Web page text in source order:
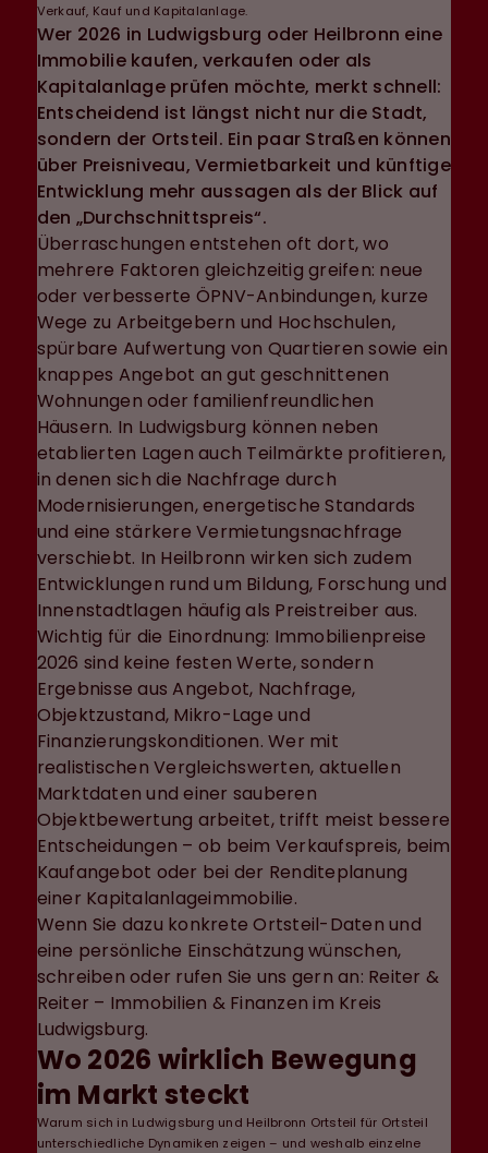
Verkauf, Kauf und Kapitalanlage.
Wer 2026 in Ludwigsburg oder Heilbronn eine
Immobilie kaufen, verkaufen oder als
Kapitalanlage prüfen möchte, merkt schnell:
Entscheidend ist längst nicht nur die Stadt,
sondern der Ortsteil. Ein paar Straßen können
über Preisniveau, Vermietbarkeit und künftige
Entwicklung mehr aussagen als der Blick auf
den „Durchschnittspreis“.
Überraschungen entstehen oft dort, wo
mehrere Faktoren gleichzeitig greifen: neue
oder verbesserte ÖPNV-Anbindungen, kurze
Wege zu Arbeitgebern und Hochschulen,
spürbare Aufwertung von Quartieren sowie ein
knappes Angebot an gut geschnittenen
Wohnungen oder familienfreundlichen
Häusern. In Ludwigsburg können neben
etablierten Lagen auch Teilmärkte profitieren,
in denen sich die Nachfrage durch
Modernisierungen, energetische Standards
und eine stärkere Vermietungsnachfrage
verschiebt. In Heilbronn wirken sich zudem
Entwicklungen rund um Bildung, Forschung und
Innenstadtlagen häufig als Preistreiber aus.
Wichtig für die Einordnung: Immobilienpreise
2026 sind keine festen Werte, sondern
Ergebnisse aus Angebot, Nachfrage,
Objektzustand, Mikro-Lage und
Finanzierungskonditionen. Wer mit
realistischen Vergleichswerten, aktuellen
Marktdaten und einer sauberen
Objektbewertung arbeitet, trifft meist bessere
Entscheidungen – ob beim Verkaufspreis, beim
Kaufangebot oder bei der Renditeplanung
einer Kapitalanlageimmobilie.
Wenn Sie dazu konkrete Ortsteil-Daten und
eine persönliche Einschätzung wünschen,
schreiben oder rufen Sie uns gern an: Reiter &
Reiter – Immobilien & Finanzen im Kreis
Ludwigsburg.
Wo 2026 wirklich Bewegung
im Markt steckt
Warum sich in Ludwigsburg und Heilbronn Ortsteil für Ortsteil
unterschiedliche Dynamiken zeigen – und weshalb einzelne